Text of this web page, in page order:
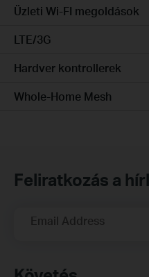
Üzleti Wi-FI megoldások
LTE/3G
Hardver kontrollerek
Whole-Home Mesh
Feliratkozás a
Email Address